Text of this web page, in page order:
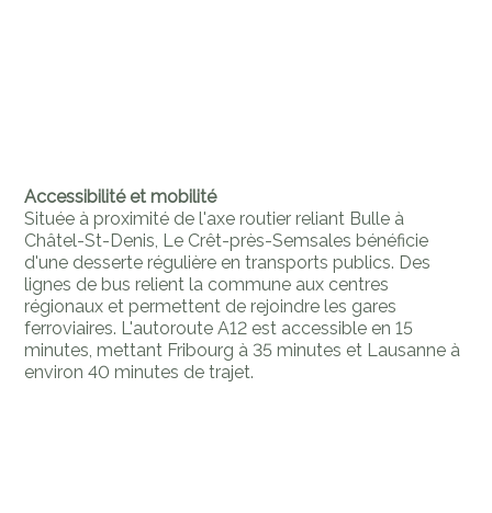
Accessibilité et mobilité
Située à proximité de l'axe routier reliant Bulle à
Châtel-St-Denis, Le Crêt-près-Semsales bénéficie
d'une desserte régulière en transports publics. Des
lignes de bus relient la commune aux centres
régionaux et permettent de rejoindre les gares
ferroviaires. L'autoroute A12 est accessible en 15
minutes, mettant Fribourg à 35 minutes et Lausanne à
environ 40 minutes de trajet.